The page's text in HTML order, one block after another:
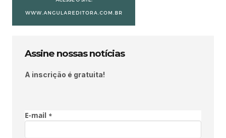
Assine nossas notícias
A inscrição é gratuita!